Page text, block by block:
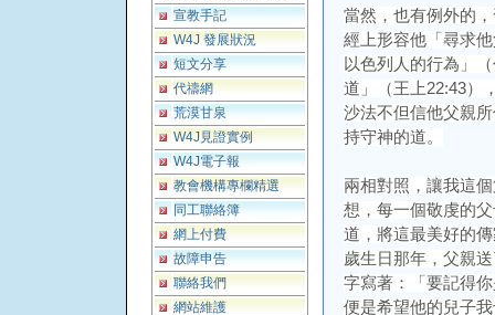
宣教手記
W4J 發展狀況
短文分享
代禱網
荒漠甘泉
W4J見證實例
W4J電子報
教會機構專欄精選
同工聯絡簿
網上付費
故障申告
聯絡我們
網站維護
當然，也有例外的
經上形容他「尋求
以色列人的行為」
道」（王上22:43）
沙法不但信他父親
持守神的道。
兩相對照，讓我這
想，每一個敬虔的
道，將這最美好的
歲生日那年，父親
字寫著：「要記得
便是希望他的兒子